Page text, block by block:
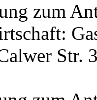
zum
Str.